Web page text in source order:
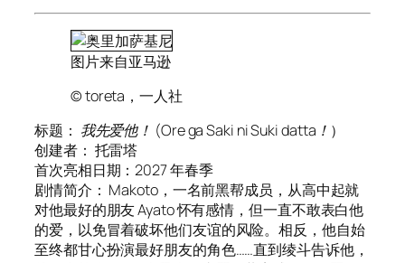
图片来自亚马逊
© toreta，一人社
标题： 我先爱他！ (Ore ga Saki ni Suki datta！ ）
创建者： 托雷塔
首次亮相日期：2027 年春季
剧情简介： Makoto，一名前黑帮成员，从高中起就
对他最好的朋友 Ayato 怀有感情，但一直不敢表白他
的爱，以免冒着破坏他们友谊的风险。相反，他自始
至终都甘心扮演最好朋友的角色……直到绫斗告诉他，